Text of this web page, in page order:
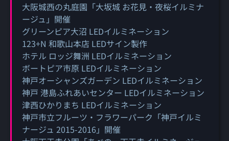
大阪城西の丸庭園「大坂城 お花見・夜桜イルミナ
ージュ」開催
グリーンピア大沼 LEDイルミネーション
123+N 和歌山本店 LEDサイン製作
ホテル ロッジ舞洲 LEDイルミネーション
ボートピア市原 LEDイルミネーション
神戸オーシャンズガーデン LEDイルミネーション
神戸 港島ふれあいセンター LEDイルミネーション
津西ひかりまち LEDイルミネーション
神戸市立フルーツ・フラワーパーク「神戸イルミ
ナージュ 2015-2016」開催